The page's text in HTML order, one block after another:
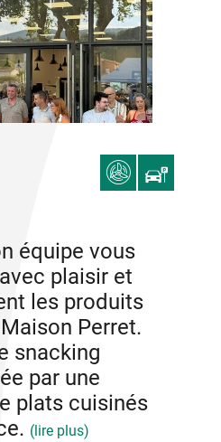
équipe vous
plaisir et
les produits
Perret.
snacking
par une
plats cuisinés
(lire plus)